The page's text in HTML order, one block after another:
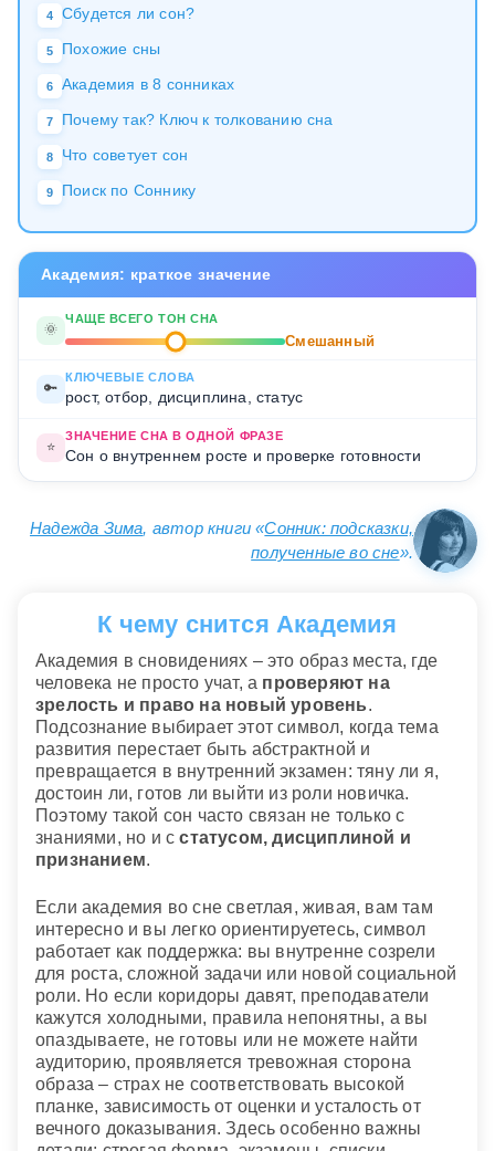
4 Сбудется ли сон?
5 Похожие сны
6 Академия в 8 сонниках
7 Почему так? Ключ к толкованию сна
8 Что советует сон
9 Поиск по Соннику
Академия: краткое значение
🌞
ЧАЩЕ ВСЕГО ТОН СНА
Смешанный
🔑
КЛЮЧЕВЫЕ СЛОВА
рост, отбор, дисциплина, статус
⭐
ЗНАЧЕНИЕ СНА В ОДНОЙ ФРАЗЕ
Сон о внутреннем росте и проверке готовности
Надежда Зима, автор книги «Сонник: подсказки,
полученные во сне».
К чему снится Академия
Академия в сновидениях – это образ места, где
человека не просто учат, а проверяют на
зрелость и право на новый уровень.
Подсознание выбирает этот символ, когда тема
развития перестает быть абстрактной и
превращается в внутренний экзамен: тяну ли я,
достоин ли, готов ли выйти из роли новичка.
Поэтому такой сон часто связан не только с
знаниями, но и сстатусом, дисциплиной и
признанием.
Если академия во сне светлая, живая, вам там
интересно и вы легко ориентируетесь, символ
работает как поддержка: вы внутренне созрели
для роста, сложной задачи или новой социальной
роли. Но если коридоры давят, преподаватели
кажутся холодными, правила непонятны, а вы
опаздываете, не готовы или не можете найти
аудиторию, проявляется тревожная сторона
образа – страх не соответствовать высокой
планке, зависимость от оценки и усталость от
вечного доказывания. Здесь особенно важны